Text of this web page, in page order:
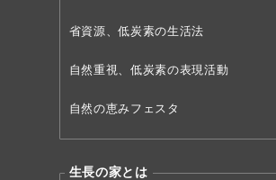
省資源、低炭素の生活法
自然重視、低炭素の表現活動
自然の恵みフェスタ
生長の家とは